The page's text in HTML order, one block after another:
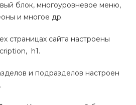
блок, многоуровневое меню,
и многое др.
страницах сайта настроены
h1.
и подразделов настроен